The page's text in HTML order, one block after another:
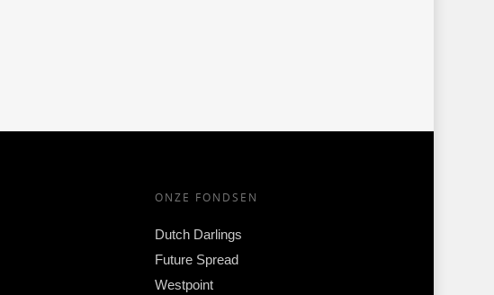
ONZE FONDSEN
Dutch Darlings
Future Spread
Westpoint